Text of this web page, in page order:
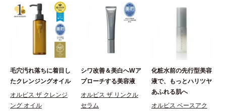
毛穴汚れ落ちに着目し
たクレンジングオイル
オルビス ザ クレンジ
ング オイル
シワ改善＆美白へWア
プローチする美容液
オルビス ザ リンクル
セラム
化粧水前の先行型美容
液で、もっとハリツヤ
あふれる肌へ
オルビス ベースアク